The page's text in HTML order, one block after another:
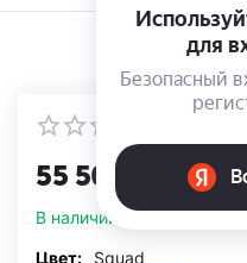
55 500
В наличии
Цвет:
Squad